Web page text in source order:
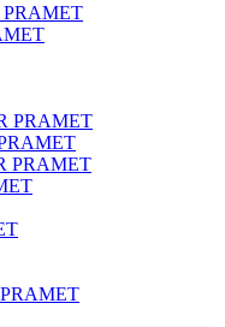
PRAMET
PRAMET
PRAMET